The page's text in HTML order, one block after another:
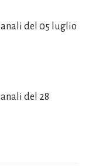
del 05 luglio
del 28